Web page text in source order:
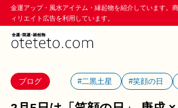
金運アップ・風水アイテム・縁起物を紹介しています。
ィリエイト広告を利用しています。
ブログ #二黒土星 #笑顔の日